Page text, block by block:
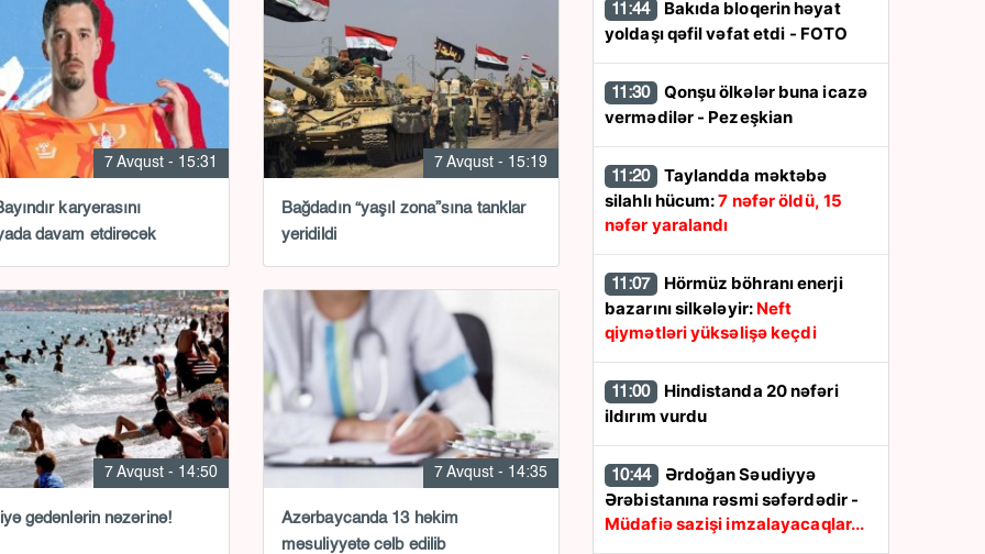
7 Avqust - 15:31
karyerasını
davam etdirəcək
7 Avqust - 15:19
Bağdadın “yaşıl zona”sına tanklar
yeridildi
7 Avqust - 14:50
gedənlərin nəzərinə!
7 Avqust - 14:35
Azərbaycanda 13 həkim
məsuliyyətə cəlb edilib
11:44
yoldaşı qəfil vəfat etdi - FOTO
11:30
vermədilər - Pezeşkian
11:20
silahlı hücum:7 nəfər öldü, 15
nəfər yaralandı
11:07
bazarını silkələyir: Neft
qiymətləri yüksəlişə keçdi
11:00
ildırım vurdu
10:44
Ərəbistanına rəsmi səfərdədir -
Müdafiə sazişi imzalayacaqlar...